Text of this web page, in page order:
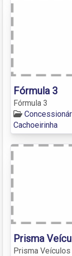
Fórmula 3
Fórmula 3
Cachoeirinha
Prisma
Prisma Veículos